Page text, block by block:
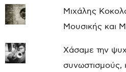
Μιχάλης
Μουσικής και
Χάσαμε την
συνωστισμούς,